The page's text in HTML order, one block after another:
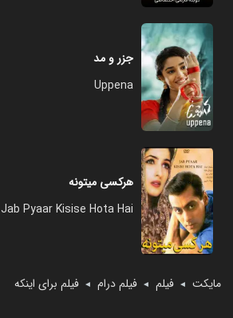
مایکت ◄ فیلم ◄ فیلم درام ◄ فیلم برای اینکه
جزر و مد
Uppena
هرکسی میتونه
Jab Pyaar Kisise Hota Hai